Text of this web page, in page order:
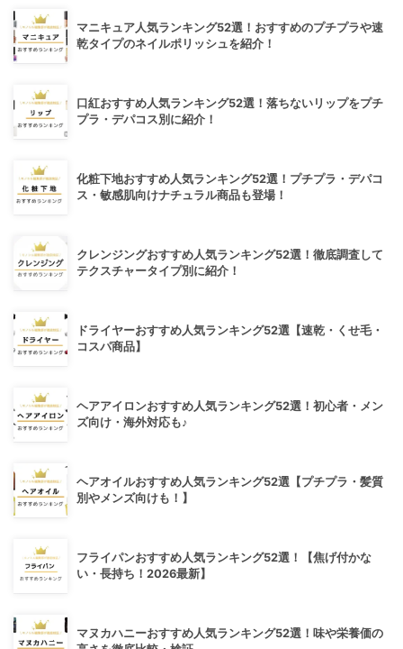
マニキュア人気ランキング52選！おすすめのプチプラや速
乾タイプのネイルポリッシュを紹介！
口紅おすすめ人気ランキング52選！落ちないリップをプチ
プラ・デパコス別に紹介！
化粧下地おすすめ人気ランキング52選！プチプラ・デパコ
ス・敏感肌向けナチュラル商品も登場！
クレンジングおすすめ人気ランキング52選！徹底調査して
テクスチャータイプ別に紹介！
ドライヤーおすすめ人気ランキング52選【速乾・くせ毛・
コスパ商品】
ヘアアイロンおすすめ人気ランキング52選！初心者・メン
ズ向け・海外対応も♪
ヘアオイルおすすめ人気ランキング52選【プチプラ・髪質
別やメンズ向けも！】
フライパンおすすめ人気ランキング52選！【焦げ付かな
い・長持ち！2026最新】
マヌカハニーおすすめ人気ランキング52選！味や栄養価の